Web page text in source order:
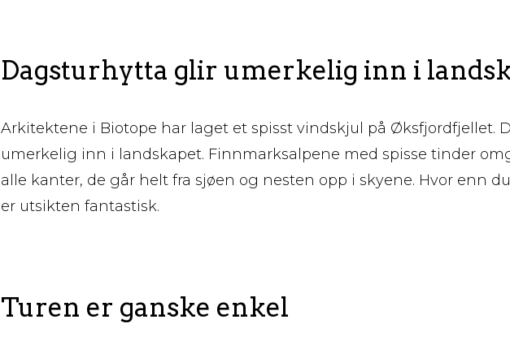
Dagsturhytta glir umerkelig inn i
Arkitektene i Biotope har laget et spisst vindskjul på Øksfjordfjellet.
umerkelig inn i landskapet. Finnmarksalpene med spisse tinder
alle kanter, de går helt fra sjøen og nesten opp i skyene. Hvor enn
er utsikten fantastisk.
Turen er ganske enkel